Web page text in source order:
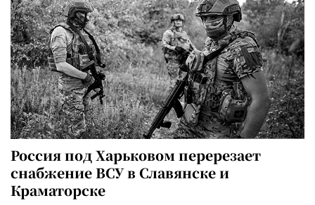
Россия под Харьковом перерезает
снабжение ВСУ в Славянске и
Краматорске